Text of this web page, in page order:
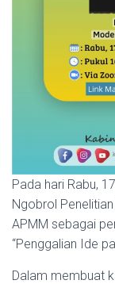
Pada hari Rabu,
Ngobrol
APMM sebagai
“Penggalian Ide
Dalam membuat